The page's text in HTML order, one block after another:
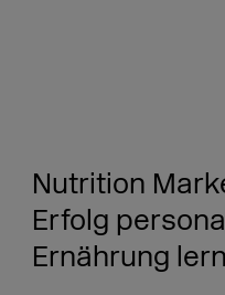
Nutrition
Erfolg
Ernährung